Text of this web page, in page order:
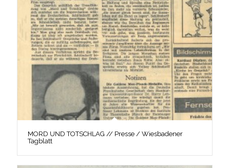
MORD UND TOTSCHLAG // Presse / Wiesbadener
Tagblatt